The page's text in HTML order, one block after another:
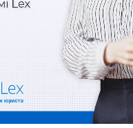
шляхом заповнення
Національного
корупції декларацію
за місцем роботи),
держави або
минулий рік
запобігання корупції».